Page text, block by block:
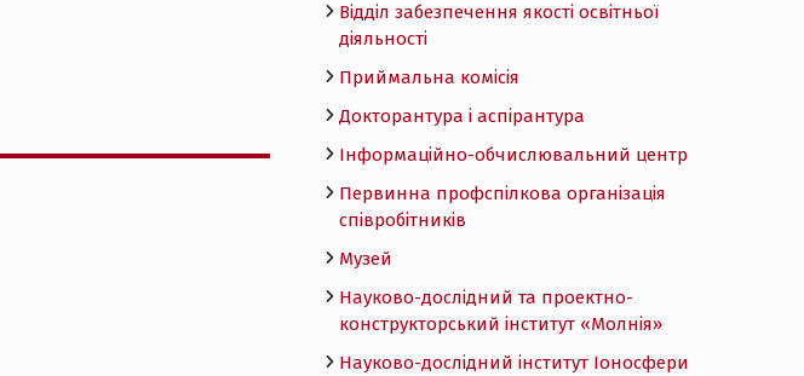
Відділ забезпечення якості освітньої
діяльності
Приймальна комісія
Докторантура і аспірантура
Інформаційно-обчислювальний центр
Первинна профспілкова організація
співробітників
Музей
Науково-дослідний та проектно-
конструкторський інститут «Молнія»
Науково-дослідний інститут Іоносфери